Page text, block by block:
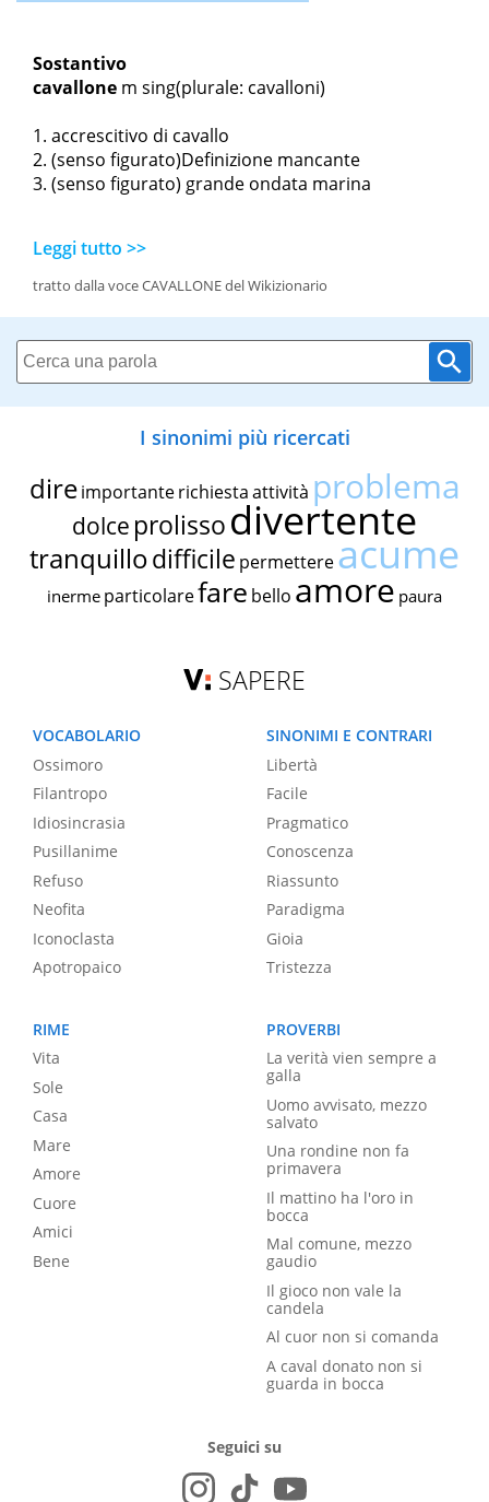
Sostantivo
cavallone m sing(plurale: cavalloni)
accrescitivo di cavallo
(senso figurato)Definizione mancante
(senso figurato) grande ondata marina
Leggi tutto >>
tratto dalla voce CAVALLONE del Wikizionario
I sinonimi più ricercati
dire importante richiestaattività problema
dolce prolissodivertente
tranquillodifficile permettereacume
inerme particolarefare bello amore paura
SAPERE
VOCABOLARIO
Ossimoro
Filantropo
Idiosincrasia
Pusillanime
Refuso
Neofita
Iconoclasta
Apotropaico
SINONIMI E CONTRARI
Libertà
Facile
Pragmatico
Conoscenza
Riassunto
Paradigma
Gioia
Tristezza
RIME
Vita
Sole
Casa
Mare
Amore
Cuore
Amici
Bene
PROVERBI
La verità vien sempre a
galla
Uomo avvisato, mezzo
salvato
Una rondine non fa
primavera
Il mattino ha l'oro in
bocca
Mal comune, mezzo
gaudio
Il gioco non vale la
candela
Al cuor non si comanda
A caval donato non si
guarda in bocca
Seguici su